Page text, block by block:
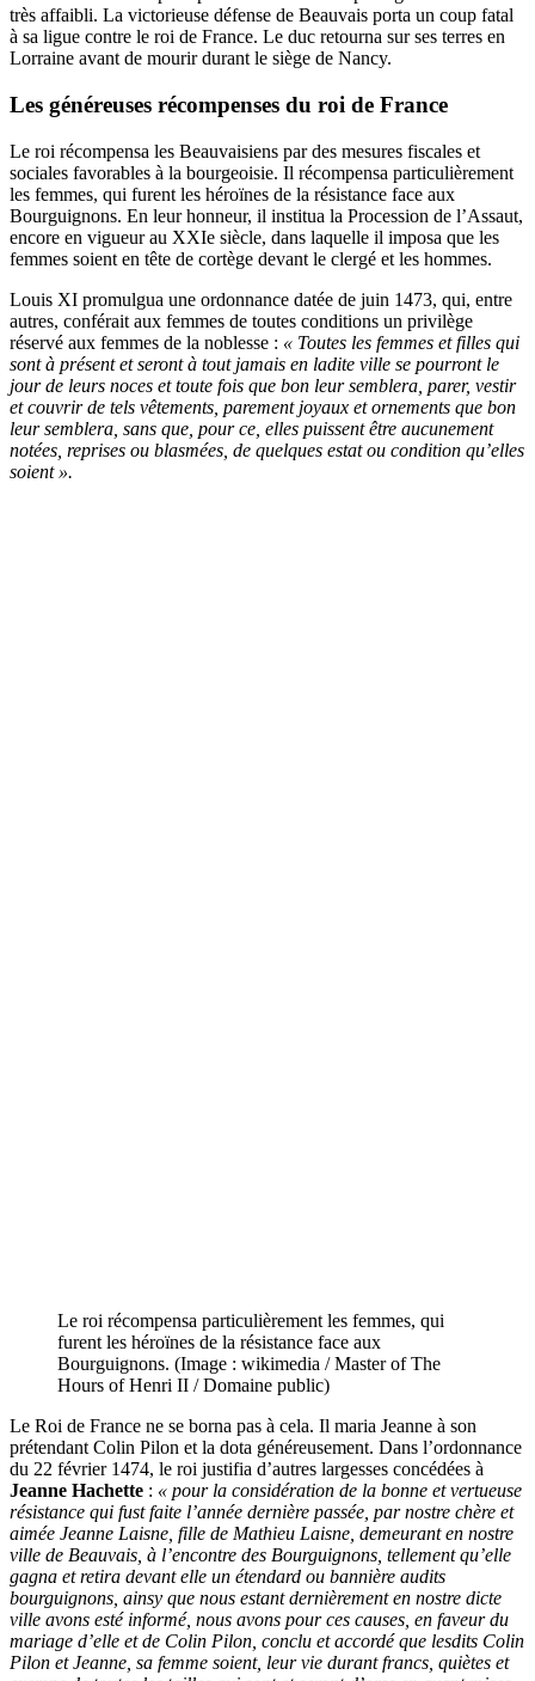
très affaibli. La victorieuse défense de Beauvais porta un coup fatal
à sa ligue contre le roi de France. Le duc retourna sur ses terres en
Lorraine avant de mourir durant le siège de Nancy.
Les généreuses récompenses du roi de France
Le roi récompensa les Beauvaisiens par des mesures fiscales et
sociales favorables à la bourgeoisie. Il récompensa particulièrement
les femmes, qui furent les héroïnes de la résistance face aux
Bourguignons. En leur honneur, il institua la Procession de l’Assaut,
encore en vigueur au XXIe siècle, dans laquelle il imposa que les
femmes soient en tête de cortège devant le clergé et les hommes.
Louis XI promulgua une ordonnance datée de juin 1473, qui, entre
autres, conférait aux femmes de toutes conditions un privilège
réservé aux femmes de la noblesse : « Toutes les femmes et filles qui
sont à présent et seront à tout jamais en ladite ville se pourront le
jour de leurs noces et toute fois que bon leur semblera, parer, vestir
et couvrir de tels vêtements, parement joyaux et ornements que bon
leur semblera, sans que, pour ce, elles puissent être aucunement
notées, reprises ou blasmées, de quelques estat ou condition qu’elles
soient ».
Le roi récompensa particulièrement les femmes, qui
furent les héroïnes de la résistance face aux
Bourguignons. (Image : wikimedia / Master of The
Hours of Henri II / Domaine public)
Le Roi de France ne se borna pas à cela. Il maria Jeanne à son
prétendant Colin Pilon et la dota généreusement. Dans l’ordonnance
du 22 février 1474, le roi justifia d’autres largesses concédées à
Jeanne Hachette : « pour la considération de la bonne et vertueuse
résistance qui fust faite l’année dernière passée, par nostre chère et
aimée Jeanne Laisne, fille de Mathieu Laisne, demeurant en nostre
ville de Beauvais, à l’encontre des Bourguignons, tellement qu’elle
gagna et retira devant elle un étendard ou bannière audits
bourguignons, ainsy que nous estant dernièrement en nostre dicte
ville avons esté informé, nous avons pour ces causes, en faveur du
mariage d’elle et de Colin Pilon, conclu et accordé que lesdits Colin
Pilon et Jeanne, sa femme soient, leur vie durant francs, quiètes et